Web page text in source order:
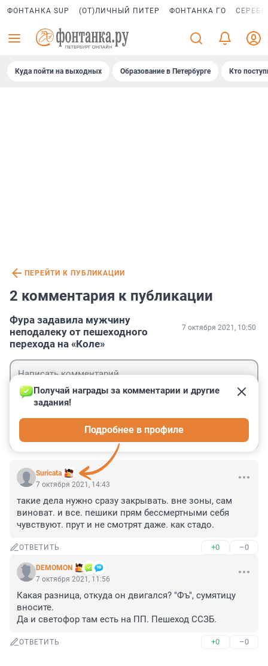
ФОНТАНКА SUP (ОТ)ЛИЧНЫЙ ПИТЕР ФОНТАНКА ГО
Куда пойти на выходных Образование в Петербурге Кто
ПЕРЕЙТИ К ПУБЛИКАЦИИ
2 комментария к публикации
Фура задавила мужчину
неподалеку от пешеходного
перехода на «Коле»
7 октября 2021, 10:50
Suricata
Получай награды за комментарии и другие
задания!
Подробнее в профиле
7 октября 2021, 14:43
такие дела нужно сразу закрывать. вне зоны, сам
виноват. и все. пешики прям бессмертными себя
чувствуют. прут и не смотрят даже. как стадо.
ОТВЕТИТЬ +0 –0
DEMOMON
7 октября 2021, 11:56
Какая разница, откуда он двигался? "Фъ", сумятицу
вносите.
Да и светофор там есть на ПП. Пешеход ССЗБ.
ОТВЕТИТЬ +0 –0